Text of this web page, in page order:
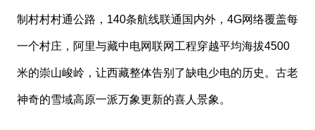
制村村村通公路，140条航线联通国内外，4G网络覆盖每
一个村庄，阿里与藏中电网联网工程穿越平均海拔4500
米的崇山峻岭，让西藏整体告别了缺电少电的历史。古老
神奇的雪域高原一派万象更新的喜人景象。